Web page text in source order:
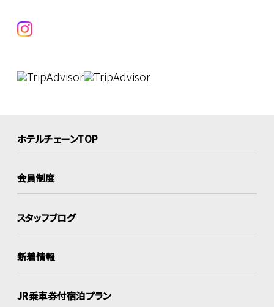
ホテルチェーンTOP
会員制度
スタッフブログ
新着情報
JR乗車券付宿泊プラン